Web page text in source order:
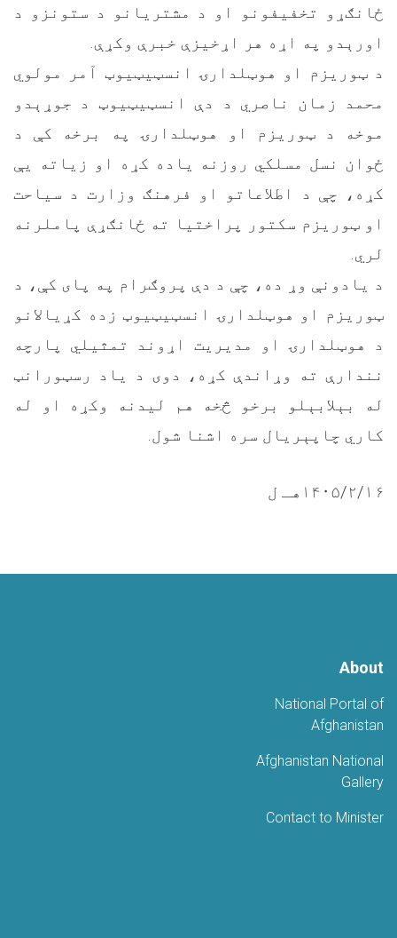
ځانګړو تخفیفونو او د مشتریانو د ستونزو د
اورېدو په اړه هر اړخیزې خبرې وکړې.
د ټوریزم او هوټلدارۍ انسټیټیوټ آمر مولوي
محمد زمان ناصري د دې انسټیټیوټ د جوړېدو
موخه د ټوریزم او هوټلدارۍ په برخه کې د
ځوان نسل مسلکي روزنه یاده کړه او زیاته یې
کړه، چې د اطلاعاتو او فرهنګ وزارت د سیاحت
او ټوریزم سکتور پراختیا ته ځانګړې پاملرنه
لري.
د یادونې وړ ده، چې د دې پروګرام په پای کې، د
ټوریزم او هوټلدارۍ انسټیټیوټ زده کړیالانو
د هوټلدارۍ او مدیریت اړوند تمثیلي پارچه
نندارې ته وړاندې کړه، دوی د یاد رسټورانټ
له بېلابېلو برخو څخه هم لیدنه وکړه او له
کاري چاپېریال سره اشنا شول.
۱۴۰۵/۲/۱۶هـ ل
About
National Portal of
Afghanistan
Afghanistan National
Gallery
Contact to Minister